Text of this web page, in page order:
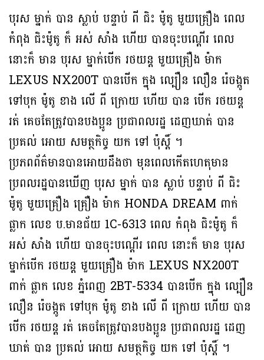
បុរស ម្នាក់ បាន ស្លាប់ បន្ទាប់ ពី ជិះ ម៉ូតូ មួយគ្រឿង ពេល
កំពុង ជិះម៉ូតូ ក៏ អស់ សាំង ហេីយ បានចុះបណ្តេីរ ពេល
នោះក៏ មាន បុរស ម្នាក់បេីក រថយន្ត មួយគ្រឿង ម៉ាក
LEXUS NX200T បានបេីក ក្នុង ល្បឿន លឿន រ៉េចង្កូត
ទៅបុក ម៉ូតូ ខាង លេី ពី ក្រោយ ហើយ បាន បេីក រថយន្ត
រត់ គេចតែត្រូវបានបងប្អូន ប្រជាពលរដ្ឋ ដេញឃាត់ បាន
ប្រគល់ អោយ សមត្ថកិច្ច យក ទៅ ប៉ុស្តិ៍ ។
ប្រភពព័ត៌មានបានអោយដឹងថា មុនពេលកើតហេតុមាន
ប្រពលរដ្ឋបានឃើញ បុរស ម្នាក់ បាន ស្លាប់ បន្ទាប់ ពី ជិះ
ម៉ូតូ មួយគ្រឿង គ្រឿង ម៉ាក HONDA DREAM ពាក់
ផ្លាក លេខ ប.មានជ័យ 1C-6313 ពេល កំពុង ជិះម៉ូតូ ក៏
អស់ សាំង ហេីយ បានចុះបណ្តេីរ ពេល នោះក៏ មាន បុរស
ម្នាក់បេីក រថយន្ត មួយគ្រឿង ម៉ាក LEXUS NX200T
ពាក់ ផ្លាក លេខ ភ្នំពេញ 2BT-5334 បានបេីក ក្នុង ល្បឿន
លឿន រ៉េចង្កូត ទៅបុក ម៉ូតូ ខាង លេី ពី ក្រោយ ហើយ បាន
បេីក រថយន្ត រត់ គេចតែត្រូវបានបងប្អូន ប្រជាពលរដ្ឋ ដេញ
ឃាត់ បាន ប្រគល់ អោយ សមត្ថកិច្ច យក ទៅ ប៉ុស្តិ៍ ។